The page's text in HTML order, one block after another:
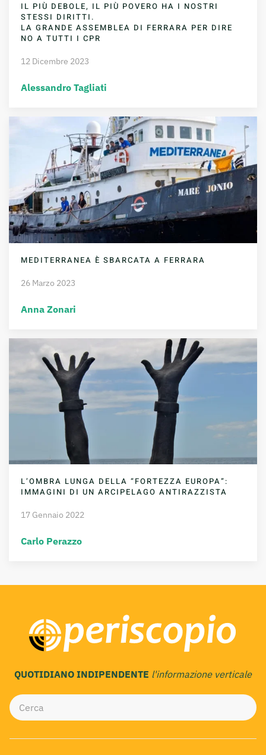
IL PIÙ DEBOLE, IL PIÙ POVERO HA I NOSTRI
STESSI DIRITTI.
LA GRANDE ASSEMBLEA DI FERRARA PER DIRE
NO A TUTTI I CPR
12 Dicembre 2023
Alessandro Tagliati
MEDITERRANEA È SBARCATA A FERRARA
26 Marzo 2023
Anna Zonari
L’OMBRA LUNGA DELLA “FORTEZZA EUROPA”:
IMMAGINI DI UN ARCIPELAGO ANTIRAZZISTA
17 Gennaio 2022
Carlo Perazzo
QUOTIDIANO INDIPENDENTE l'informazione verticale